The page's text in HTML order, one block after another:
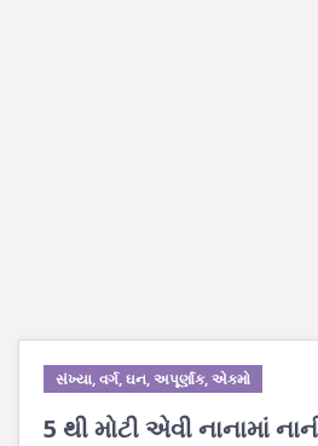
સંખ્યા, વર્ગ, ઘન, અપૂર્ણાંક, એકમો
5 થી મોટી એવી નાનામાં